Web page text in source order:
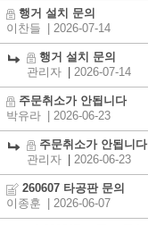
행거 설치 문의
이찬들
| 2026-07-14
행거 설치 문의
관리자
2026-07-14
주문취소가 안됩니다
박유라
| 2026-06-23
주문취소가 안됩니다
관리자
2026-06-23
260607 타공판 문의
이종훈
| 2026-06-07